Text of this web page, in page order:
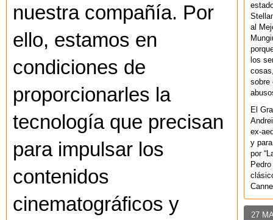
nuestra compañía. Por
ello, estamos en
condiciones de
proporcionarles la
tecnología que precisan
para impulsar los
contenidos
cinematográficos y
al
los
sobre
El
ex-
y
por
27